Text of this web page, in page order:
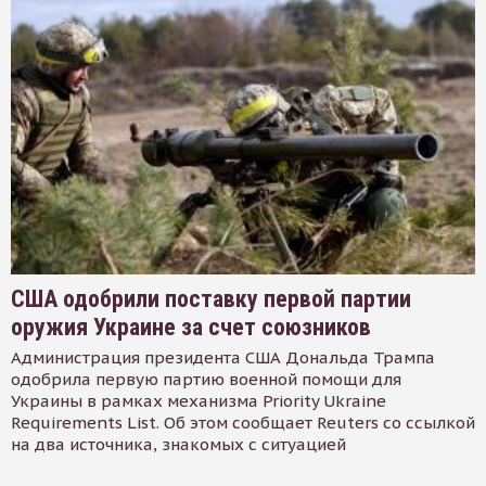
США одобрили поставку первой партии
оружия Украине за счет союзников
Администрация президента США Дональда Трампа
одобрила первую партию военной помощи для
Украины в рамках механизма Priority Ukraine
Requirements List. Об этом сообщает Reuters со ссылкой
на два источника, знакомых с ситуацией